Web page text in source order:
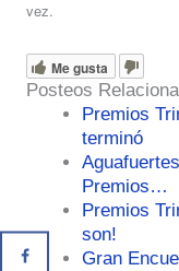
vez.
Me gusta
Posteos
Premios
terminó
Premios…
Premios
son!
Gran